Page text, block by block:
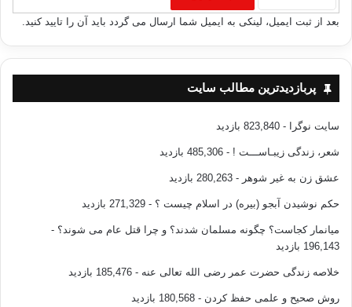
بعد از ثبت ایمیل، لینکی به ایمیل شما ارسال می گردد باید آن را تایید کنید.
پربازدیدترین مطالب سایت
سایت نوگرا - 823,840 بازدید
شعر، زندگی زیبـاســـت ! - 485,306 بازدید
عشق زن به غیر شوهر - 280,263 بازدید
حکم نوشیدن آبجو (بیره) در اسلام چیست ؟ - 271,329 بازدید
میانمار کجاست؟ چگونه مسلمان شدند؟ و چرا قتل عام می شوند؟ -
196,143 بازدید
خلاصه زندگی حضرت عمر رضی الله تعالی عنه - 185,476 بازدید
روش صحیح و علمی حفظ کردن - 180,568 بازدید